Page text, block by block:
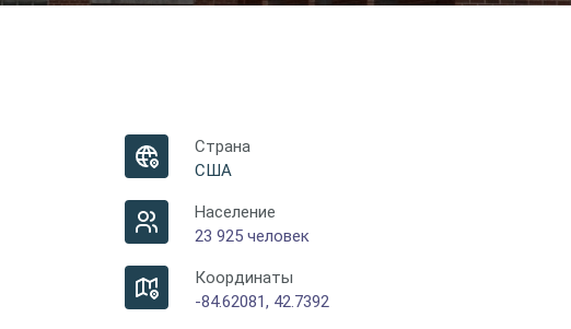
Страна
США
Население
23 925 человек
Координаты
-84.62081, 42.7392